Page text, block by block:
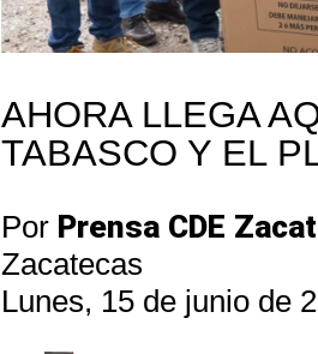
AHORA LLEGA
TABASCO Y EL
Por Prensa CDE
Zacatecas
Lunes, 15 de junio de